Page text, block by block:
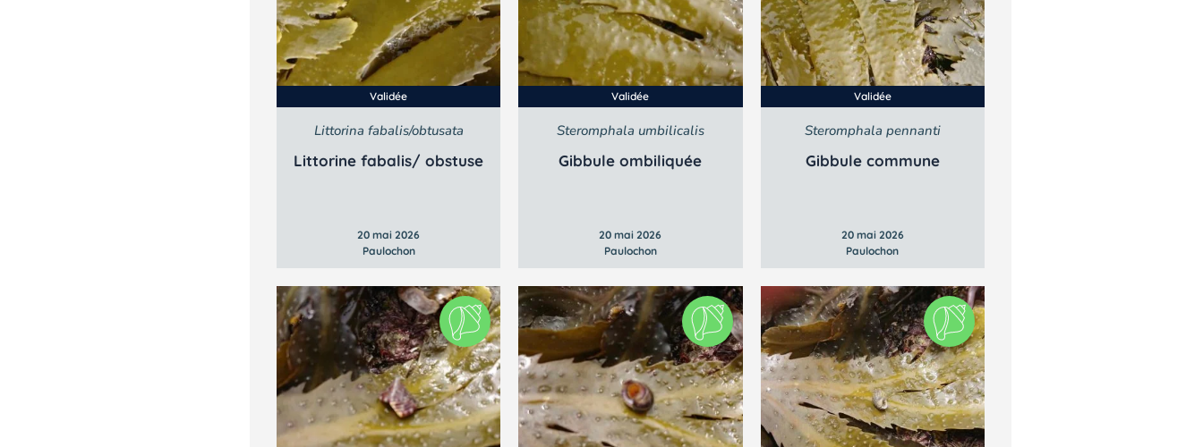
Validée
Littorina fabalis/obtusata
Littorine fabalis/ obstuse
20 mai 2026
Paulochon
Validée
Steromphala umbilicalis
Gibbule ombiliquée
20 mai 2026
Paulochon
Validée
Steromphala pennanti
Gibbule commune
20 mai 2026
Paulochon